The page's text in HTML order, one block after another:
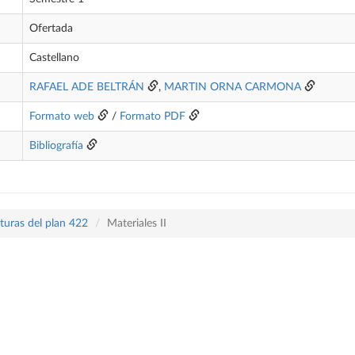
Ofertada
Castellano
RAFAEL ADE BELTRÁN , MARTIN ORNA CARMONA
Formato web / Formato PDF
Bibliografía
del plan 422 Materiales II